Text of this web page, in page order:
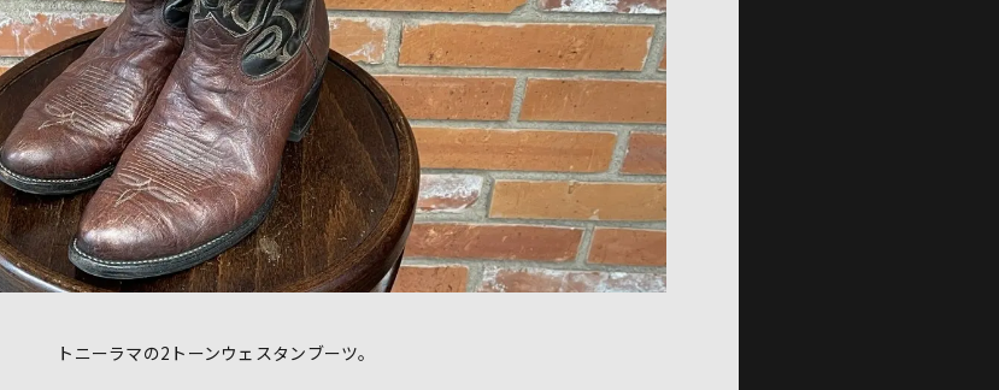
トニーラマの2トーンウェスタンブーツ。